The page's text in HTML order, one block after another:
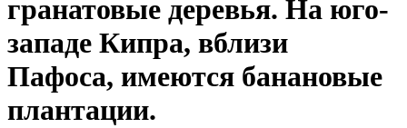
гранатовые деревья. На юго-
западе Кипра, вблизи
Пафоса, имеются банановые
плантации.